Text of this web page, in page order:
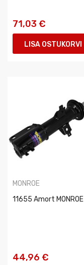
71,03 €
LISA OSTUKORVI
MONROE
11655 Amort MONROE
44,96 €